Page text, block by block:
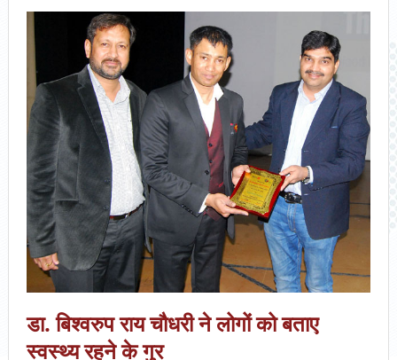
डा. बिश्वरुप राय चौधरी ने लोगों को बताए
स्वस्थ्य रहने के गुर